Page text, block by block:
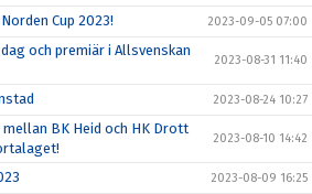
Cup 2023! 2023-09-05 07:00
och premiär i Allsvenskan
2023-08-31 11:40
2023-08-24 10:27
BK Heid och HK Drott
2023-08-10 14:42
2023-08-09 16:25